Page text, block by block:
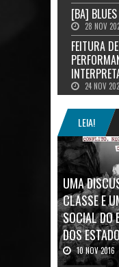
[BA]
28 NOV
FEITURA
24 NOV
LEIA!
UMA
CLASSE E
SOCIAL DO
DOS
10 NOV 2016
Mais uma